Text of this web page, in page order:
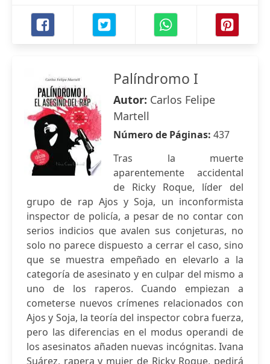
Palíndromo I
Autor: Carlos Felipe
Martell
Número de Páginas: 437
Tras la muerte
aparentemente accidental
de Ricky Roque, líder del
grupo de rap Ajos y Soja, un inconformista
inspector de policía, a pesar de no contar con
serios indicios que avalen sus conjeturas, no
solo no parece dispuesto a cerrar el caso, sino
que se muestra empeñado en elevarlo a la
categoría de asesinato y en culpar del mismo a
uno de los raperos. Cuando empiezan a
cometerse nuevos crímenes relacionados con
Ajos y Soja, la teoría del inspector cobra fuerza,
pero las diferencias en el modus operandi de
los asesinatos añaden nuevas incógnitas. Ivana
Suárez, rapera y mujer de Ricky Roque, pedirá